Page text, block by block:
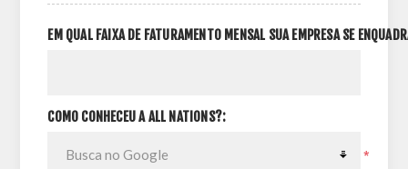
EM QUAL FAIXA DE FATURAMENTO MENSAL SUA EMPRESA SE
COMO CONHECEU A ALL NATIONS?:
*